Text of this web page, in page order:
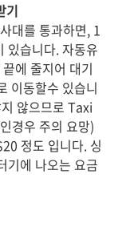
기
대를 통과하면, 1
있습니다. 자동유
에 줄지어 대기
이동할수 있습니
않으므로 Taxi
경우 주의 요망)
정도 입니다. 싱
기에 나오는 요금